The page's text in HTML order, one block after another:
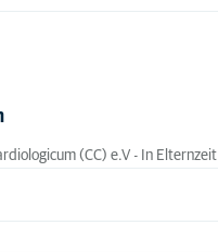
(CC) e.V - In Elternzeit